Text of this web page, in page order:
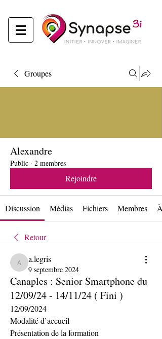
Groupes
Alexandre
Public · 2 membres
Rejoindre
Discussion Médias Fichiers Membres
Retour
a.legris
a.legris
9 septembre 2024
Canaples : Senior Smartphone du
12/09/24 - 14/11/24 ( Fini )
12/09/2024
Modalité d’accueil
Présentation de la formation